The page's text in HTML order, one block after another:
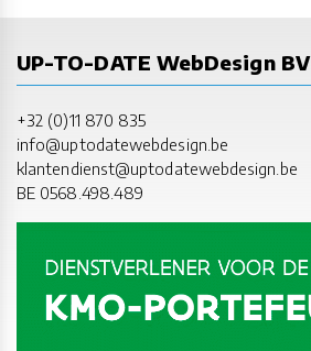
UP-TO-DATE WebDesign BV
+32 (0)11 870 835
info@uptodatewebdesign.be
klantendienst@uptodatewebdesign.be
BE 0568.498.489